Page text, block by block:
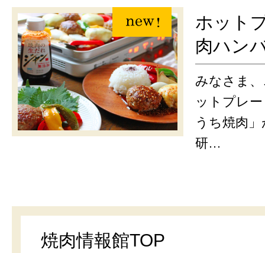
ホット
肉ハン
みなさま
ットプレ
うち焼肉
研…
焼肉情報館TOP